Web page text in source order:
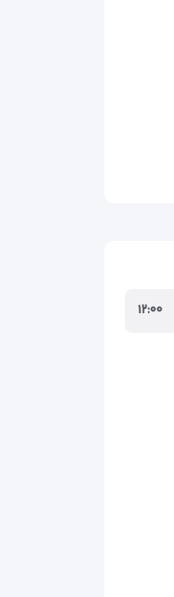
۱۲:۰۰